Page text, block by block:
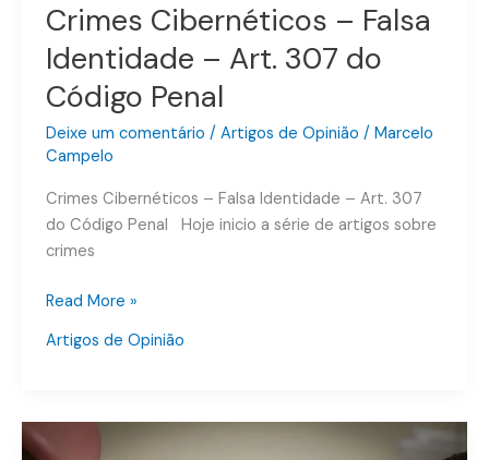
Crimes Cibernéticos – Falsa
Identidade – Art. 307 do
Código Penal
Deixe um comentário / Artigos de Opinião / Marcelo
Campelo
Crimes Cibernéticos – Falsa Identidade – Art. 307
do Código Penal Hoje inicio a série de artigos sobre
crimes
Read More »
Artigos de Opinião